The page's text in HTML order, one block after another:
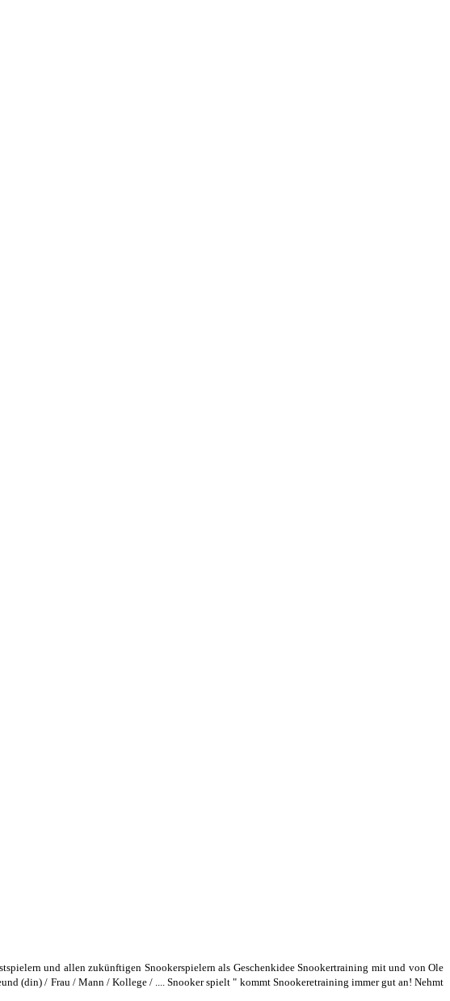
und allen zukünftigen Snookerspielern als Geschenkidee Snookertraining mit und von Ole
(din) / Frau / Mann / Kollege / .... Snooker spielt " kommt Snookeretraining immer gut an! Nehmt